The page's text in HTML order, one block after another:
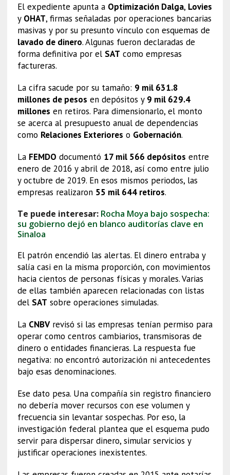
El expediente apunta a Optimización Dalga, Lovies
y OHAT, firmas señaladas por operaciones bancarias
masivas y por su presunto vínculo con esquemas de
lavado de dinero. Algunas fueron declaradas de
forma definitiva por el SAT como empresas
factureras.
La cifra sacude por su tamaño: 9 mil 631.8
millones de pesos en depósitos y 9 mil 629.4
millones en retiros. Para dimensionarlo, el monto
se acerca al presupuesto anual de dependencias
como Relaciones Exteriores o Gobernación.
La FEMDO documentó 17 mil 566 depósitos entre
enero de 2016 y abril de 2018, así como entre julio
y octubre de 2019. En esos mismos periodos, las
empresas realizaron 55 mil 644 retiros.
Te puede interesar: Rocha Moya bajo sospecha:
su gobierno dejó en blanco auditorías clave en
Sinaloa
El patrón encendió las alertas. El dinero entraba y
salía casi en la misma proporción, con movimientos
hacia cientos de personas físicas y morales. Varias
de ellas también aparecen relacionadas con listas
del SAT sobre operaciones simuladas.
La CNBVrevisó si las empresas tenían permiso para
operar como centros cambiarios, transmisoras de
dinero o entidades financieras. La respuesta fue
negativa: no encontró autorización ni antecedentes
bajo esas denominaciones.
Ese dato pesa. Una compañía sin registro financiero
no debería mover recursos con ese volumen y
frecuencia sin levantar sospechas. Por eso, la
investigación federal plantea que el esquema pudo
servir para dispersar dinero, simular servicios y
justificar operaciones inexistentes.